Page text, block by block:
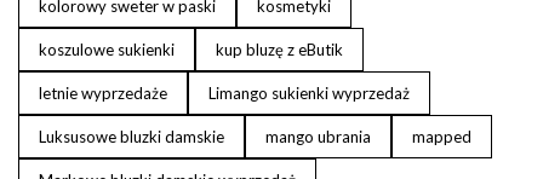
kolorowy sweter w paski kosmetyki
koszulowe sukienki kup bluzę z eButik
letnie wyprzedaże Limango sukienki wyprzedaż
Luksusowe bluzki damskie mango ubrania mapped